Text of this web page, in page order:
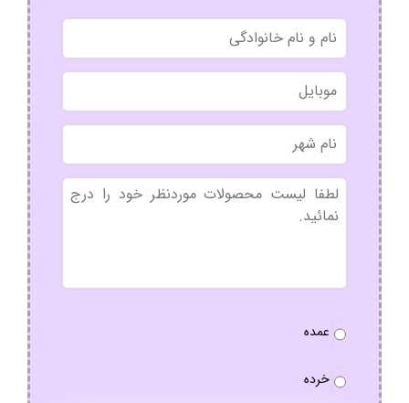
نام
و
نام
خانوادگی
موبایل
نام
شهر
بدون
عنوان
نوع
عمده
خرده